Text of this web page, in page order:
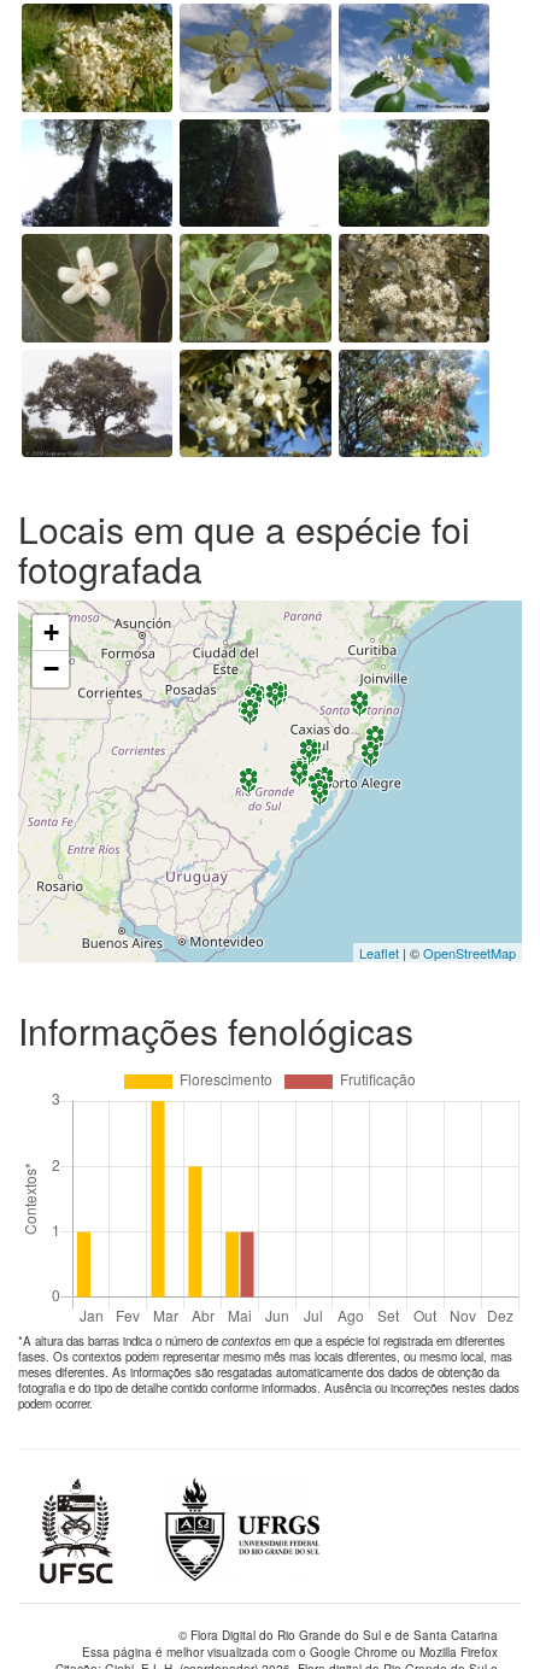
Locais em que a espécie foi
fotografada
+
−
Leaflet | ©OpenStreetMap
Informações fenológicas
*A altura das barras indica o número de contextos em que a espécie foi registrada em diferentes
fases. Os contextos podem representar mesmo mês mas locais diferentes, ou mesmo local, mas
meses diferentes. As informações são resgatadas automaticamente dos dados de obtenção da
fotografia e do tipo de detalhe contido conforme informados. Ausência ou incorreções nestes dados
podem ocorrer.
© Flora Digital do Rio Grande do Sul e de Santa Catarina
Essa página é melhor visualizada com o Google Chrome ou Mozilla Firefox